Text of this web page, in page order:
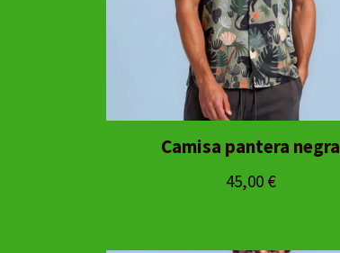
Camisa pantera negra
45,00 €